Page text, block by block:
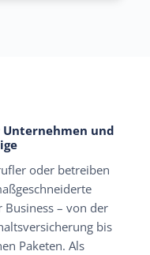
und
oder betreiben
– von der
bis
Paketen. Als